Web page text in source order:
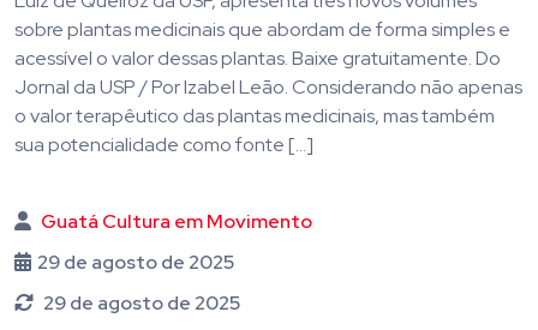
sobre plantas medicinais que abordam de forma simples e
acessível o valor dessas plantas. Baixe gratuitamente. Do
Jornal da USP / Por Izabel Leão. Considerando não apenas
o valor terapêutico das plantas medicinais, mas também
sua potencialidade como fonte […]
Guatá Cultura em Movimento
29 de agosto de 2025
29 de agosto de 2025